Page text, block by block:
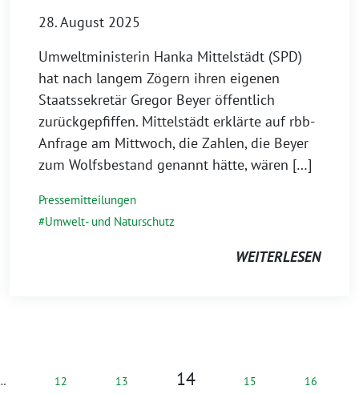
28. August 2025
Umweltministerin Hanka Mittelstädt (SPD)
hat nach langem Zögern ihren eigenen
Staatssekretär Gregor Beyer öffentlich
zurückgepfiffen. Mittelstädt erklärte auf rbb-
Anfrage am Mittwoch, die Zahlen, die Beyer
zum Wolfsbestand genannt hätte, wären […]
Pressemitteilungen
Umwelt- und Naturschutz
WEITERLESEN
12 13 14 15 16